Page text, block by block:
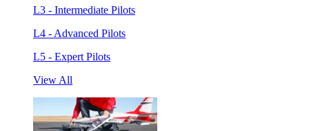
L3 - Intermediate Pilots
L4 - Advanced Pilots
L5 - Expert Pilots
View All